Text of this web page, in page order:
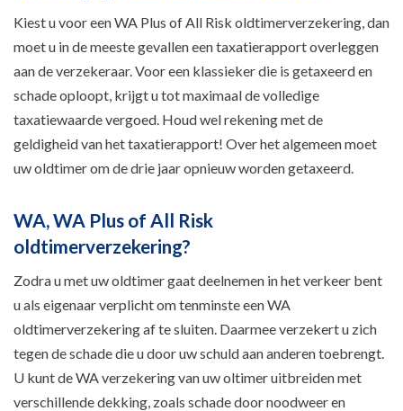
Kiest u voor een WA Plus of All Risk oldtimerverzekering, dan
moet u in de meeste gevallen een taxatierapport overleggen
aan de verzekeraar. Voor een klassieker die is getaxeerd en
schade oploopt, krijgt u tot maximaal de volledige
taxatiewaarde vergoed. Houd wel rekening met de
geldigheid van het taxatierapport! Over het algemeen moet
uw oldtimer om de drie jaar opnieuw worden getaxeerd.
WA, WA Plus of All Risk
oldtimerverzekering?
Zodra u met uw oldtimer gaat deelnemen in het verkeer bent
u als eigenaar verplicht om tenminste een WA
oldtimerverzekering af te sluiten. Daarmee verzekert u zich
tegen de schade die u door uw schuld aan anderen toebrengt.
U kunt de WA verzekering van uw oltimer uitbreiden met
verschillende dekking, zoals schade door noodweer en